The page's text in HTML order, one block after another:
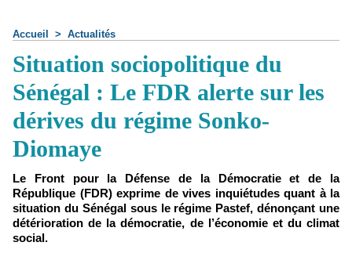
Accueil > Actualités
Situation sociopolitique du
Sénégal : Le FDR alerte sur les
dérives du régime Sonko-
Diomaye
Le Front pour la Défense de la Démocratie et de la
République (FDR) exprime de vives inquiétudes quant à la
situation du Sénégal sous le régime Pastef, dénonçant une
détérioration de la démocratie, de l’économie et du climat
social.